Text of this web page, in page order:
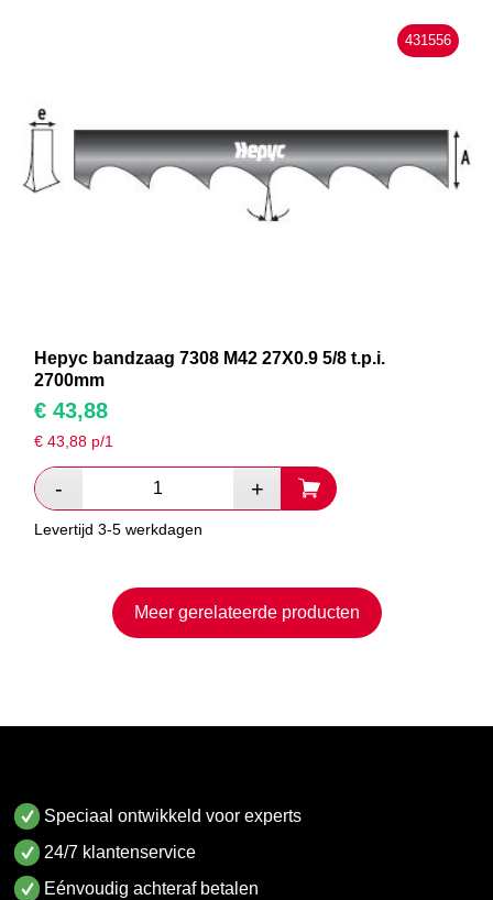
431556
Hepyc bandzaag 7308 M42 27X0.9 5/8 t.p.i.
2700mm
€ 43,88
€43,88 p/1
Levertijd 3-5 werkdagen
Meer gerelateerde producten
Speciaal ontwikkeld voor experts
24/7 klantenservice
Eénvoudig achteraf betalen